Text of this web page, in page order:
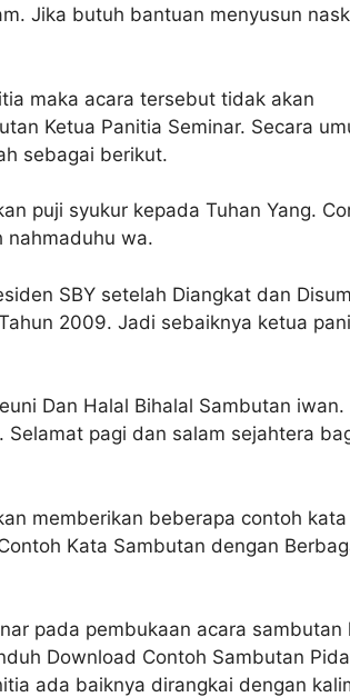
Jika butuh bantuan menyusun
maka acara tersebut tidak akan
Ketua Panitia Seminar. Secara
sebagai berikut.
puji syukur kepada Tuhan Yang.
nahmaduhu wa.
SBY setelah Diangkat dan
2009. Jadi sebaiknya ketua
Dan Halal Bihalal Sambutan iwan.
pagi dan salam sejahtera
memberikan beberapa contoh kata
Kata Sambutan dengan
pada pembukaan acara sambutan
Download Contoh Sambutan
ada baiknya dirangkai dengan